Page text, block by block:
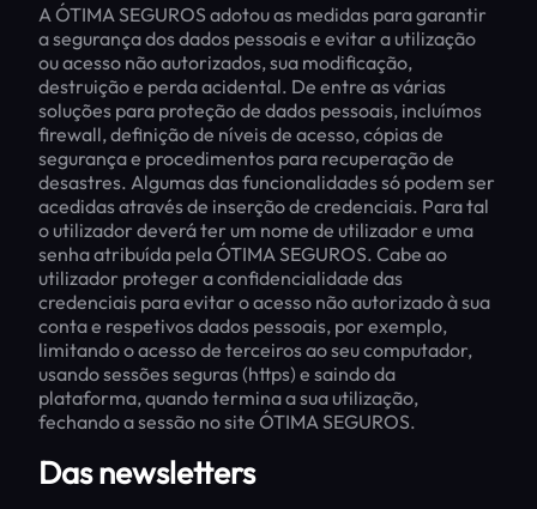
A ÓTIMA SEGUROS adotou as medidas para garantir
a segurança dos dados pessoais e evitar a utilização
ou acesso não autorizados, sua modificação,
destruição e perda acidental. De entre as várias
soluções para proteção de dados pessoais, incluímos
firewall, definição de níveis de acesso, cópias de
segurança e procedimentos para recuperação de
desastres. Algumas das funcionalidades só podem ser
acedidas através de inserção de credenciais. Para tal
o utilizador deverá ter um nome de utilizador e uma
senha atribuída pela ÓTIMA SEGUROS. Cabe ao
utilizador proteger a confidencialidade das
credenciais para evitar o acesso não autorizado à sua
conta e respetivos dados pessoais, por exemplo,
limitando o acesso de terceiros ao seu computador,
usando sessões seguras (https) e saindo da
plataforma, quando termina a sua utilização,
fechando a sessão no site ÓTIMA SEGUROS.
Das newsletters